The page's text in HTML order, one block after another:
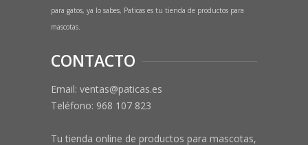
para gatos, ya lo sabes, Paticas es tu tienda de productos para
mascotas.
CONTACTO
Email: ventas@paticas.es
Teléfono: 968 107 823
Tu tienda online de productos para mascotas,